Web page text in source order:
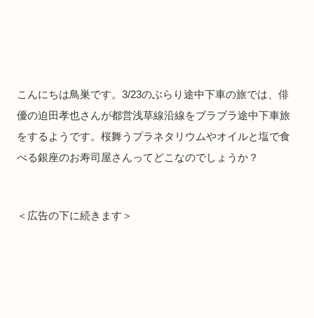
こんにちは鳥巣です。3/23のぶらり途中下車の旅では、俳
優の迫田孝也さんが都営浅草線沿線をブラブラ途中下車旅
をするようです。桜舞うプラネタリウムやオイルと塩で食
べる銀座のお寿司屋さんってどこなのでしょうか？
＜広告の下に続きます＞